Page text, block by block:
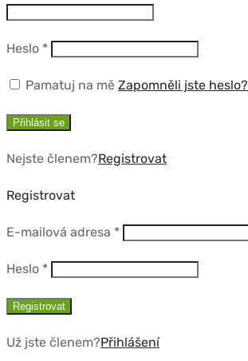
Heslo *Povinné
Pamatuj na mě Zapomněli jste heslo?
Přihlásit se
Nejste členem?Registrovat
Registrovat
E-mailová adresa *Povinné
Heslo *Povinné
Registrovat
Už jste členem?Přihlášení